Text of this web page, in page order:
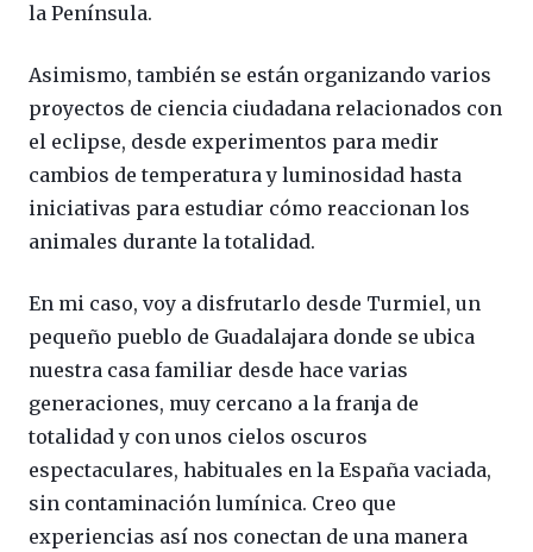
la Península.
Asimismo, también se están organizando varios
proyectos de ciencia ciudadana relacionados con
el eclipse, desde experimentos para medir
cambios de temperatura y luminosidad hasta
iniciativas para estudiar cómo reaccionan los
animales durante la totalidad.
En mi caso, voy a disfrutarlo desde Turmiel, un
pequeño pueblo de Guadalajara donde se ubica
nuestra casa familiar desde hace varias
generaciones, muy cercano a la franja de
totalidad y con unos cielos oscuros
espectaculares, habituales en la España vaciada,
sin contaminación lumínica. Creo que
experiencias así nos conectan de una manera